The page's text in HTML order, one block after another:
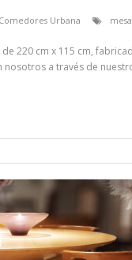
Comedores Urbana
220 cm x 115 cm,
a través de